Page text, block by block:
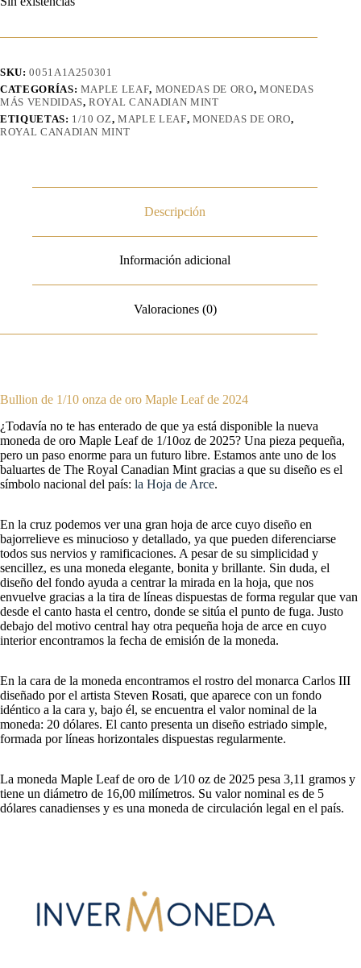
SKU:0051A1A250301
CATEGORÍAS: MAPLE LEAF, MONEDAS DE ORO,MONEDAS
MÁS VENDIDAS,ROYAL CANADIAN MINT
ETIQUETAS: 1/10 OZ,MAPLE LEAF, MONEDAS DE ORO,
ROYAL CANADIAN MINT
Descripción
Información adicional
Valoraciones (0)
Bullion de 1/10 onza de oro Maple Leaf de 2024
¿Todavía no te has enterado de que ya está disponible la nueva
moneda de oro Maple Leaf de 1/10oz de 2025? Una pieza pequeña,
pero un paso enorme para un futuro libre. Estamos ante uno de los
baluartes de The Royal Canadian Mint gracias a que su diseño es el
símbolo nacional del país: la Hoja de Arce.
En la cruz podemos ver una gran hoja de arce cuyo diseño en
bajorrelieve es minucioso y detallado, ya que pueden diferenciarse
todos sus nervios y ramificaciones. A pesar de su simplicidad y
sencillez, es una moneda elegante, bonita y brillante. Sin duda, el
diseño del fondo ayuda a centrar la mirada en la hoja, que nos
envuelve gracias a la tira de líneas dispuestas de forma regular que van
desde el canto hasta el centro, donde se sitúa el punto de fuga. Justo
debajo del motivo central hay otra pequeña hoja de arce en cuyo
interior encontramos la fecha de emisión de la moneda.
En la cara de la moneda encontramos el rostro del monarca Carlos III
diseñado por el artista Steven Rosati, que aparece con un fondo
idéntico a la cara y, bajo él, se encuentra el valor nominal de la
moneda: 20 dólares. El canto presenta un diseño estriado simple,
formada por líneas horizontales dispuestas regularmente.
La moneda Maple Leaf de oro de 1⁄10 oz de 2025 pesa 3,11 gramos y
tiene un diámetro de 16,00 milímetros. Su valor nominal es de 5
dólares canadienses y es una moneda de circulación legal en el país.